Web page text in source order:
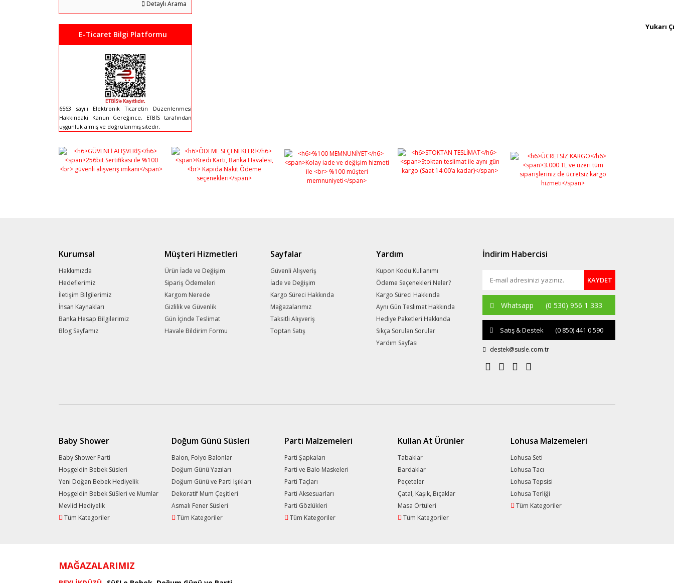
Detaylı Arama
E-Ticaret Bilgi Platformu
6563 sayılı Elektronik Ticaretin Düzenlenmesi
Hakkındaki Kanun Gereğince, ETBİS tarafından
uygunluk almış ve doğrulanmış sitedir.
Kurumsal
Hakkımızda
Hedeflerimiz
İletişim Bilgilerimiz
İnsan Kaynakları
Banka Hesap Bilgilerimiz
Blog Sayfamız
Müşteri Hizmetleri
Ürün İade ve Değişim
Sipariş Ödemeleri
Kargom Nerede
Gizlilik ve Güvenlik
Gün İçinde Teslimat
Havale Bildirim Formu
Sayfalar
Güvenli Alışveriş
İade ve Değişim
Kargo Süreci Hakkında
Mağazalarımız
Taksitli Alışveriş
Toptan Satış
Yardım
Kupon Kodu Kullanımı
Ödeme Seçenekleri Neler?
Kargo Süreci Hakkında
Aynı Gün Teslimat Hakkında
Hediye Paketleri Hakkında
Sıkça Sorulan Sorular
Yardım Sayfası
İndirim Habercisi
KAYDET
Whatsapp (0 530) 956 1 333
Satış & Destek (0 850) 441 0 590
destek@susle.com.tr
Baby Shower
Baby Shower Parti
Hoşgeldin Bebek Süsleri
Yeni Doğan Bebek Hediyelik
Hoşgeldin Bebek SüSleri ve Mumlar
Mevlid Hediyelik
Tüm Kategoriler
Doğum Günü Süsleri
Balon, Folyo Balonlar
Doğum Günü Yazıları
Doğum Günü ve Parti Işıkları
Dekoratif Mum Çeşitleri
Asmalı Fener Süsleri
Tüm Kategoriler
Parti Malzemeleri
Parti Şapkaları
Parti ve Balo Maskeleri
Parti Taçları
Parti Aksesuarları
Parti Gözlükleri
Tüm Kategoriler
Kullan At Ürünler
Tabaklar
Bardaklar
Peçeteler
Çatal, Kaşık, Bıçaklar
Masa Örtüleri
Tüm Kategoriler
Lohusa Malzemeleri
Lohusa Seti
Lohusa Tacı
Lohusa Tepsisi
Lohusa Terliği
Tüm Kategoriler
MAĞAZALARIMIZ
Yukarı